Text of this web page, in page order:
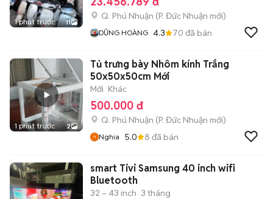
1 phút trước 11
Q. Phú Nhuận (P. Đức Nhuận mới)
DŨNG HOÀNG 4.3 70 đã bán
1 phút trước 2
Tủ trưng bày Nhôm kính Trắng
50x50x50cm Mới
Mới Khác
500.000 đ
Q. Phú Nhuận (P. Đức Nhuận mới)
Nghia 5.0 8 đã bán
smart Tivi Samsung 40 inch wifi
Bluetooth
32 – 43 inch 3 tháng